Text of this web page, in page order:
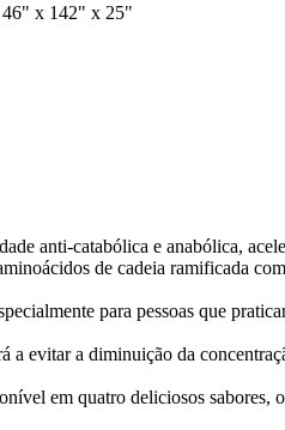
46" x 142" x 25"
anti-catabólica e anabólica,
de cadeia ramificada
para pessoas que
evitar a diminuição da
em quatro deliciosos sabores,